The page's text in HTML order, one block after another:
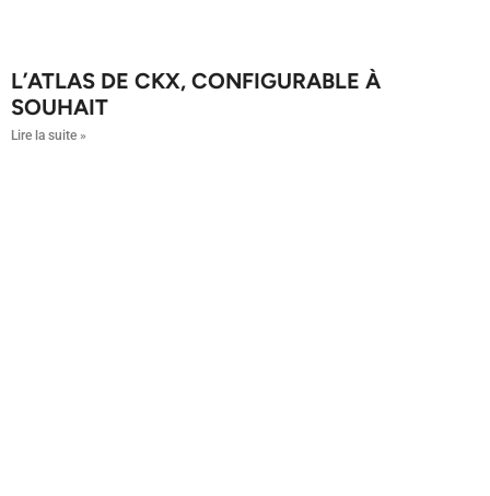
L’ATLAS DE CKX, CONFIGURABLE À
SOUHAIT
Lire la suite »